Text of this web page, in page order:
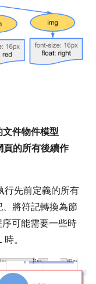
件物件模型
頁的所有後續作
行先前定義的所有
將符記轉換為節
可能需要一些時
。